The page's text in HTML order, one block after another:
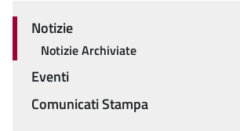
Menu
Notizie
Notizie Archiviate
Eventi
Comunicati Stampa